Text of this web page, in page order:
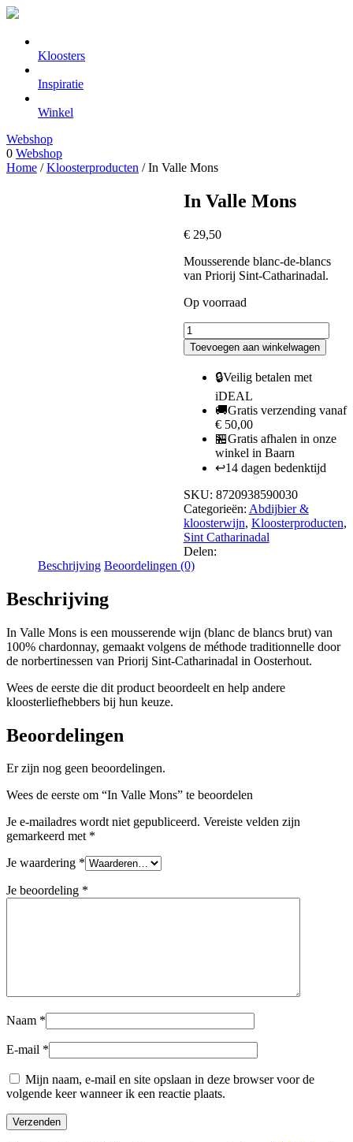
Kloosters
Inspiratie
Winkel
Webshop
0 Webshop
Home /Kloosterproducten / In Valle Mons
In Valle Mons
€29,50
Mousserende blanc-de-blancs
van Priorij Sint-Catharinadal.
Op voorraad
In
Valle
Mons
Toevoegen aan winkelwagen
🔒Veilig betalen met
iDEAL
🚚Gratis verzending vanaf
€ 50,00
🏪Gratis afhalen in onze
winkel in Baarn
↩️14 dagen bedenktijd
SKU: 8720938590030
Categorieën: Abdijbier &
kloosterwijn, Kloosterproducten,
Sint Catharinadal
Delen:
Beschrijving Beoordelingen (0)
Beschrijving
In Valle Mons is een mousserende wijn (blanc de blancs brut) van
100% chardonnay, gemaakt volgens de méthode traditionnelle door
de norbertinessen van Priorij Sint-Catharinadal in Oosterhout.
Wees de eerste die dit product beoordeelt en help andere
kloosterliefhebbers bij hun keuze.
Beoordelingen
Er zijn nog geen beoordelingen.
Wees de eerste om “In Valle Mons” te beoordelen
Je e-mailadres wordt niet gepubliceerd. Vereiste velden zijn
gemarkeerd met *
Je waardering *
Je beoordeling *
Naam *
E-mail *
Mijn naam, e-mail en site opslaan in deze browser voor de
volgende keer wanneer ik een reactie plaats.